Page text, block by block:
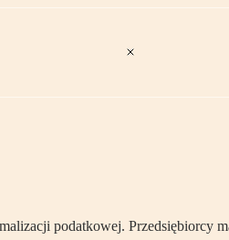
podatkowej. Przedsiębiorcy